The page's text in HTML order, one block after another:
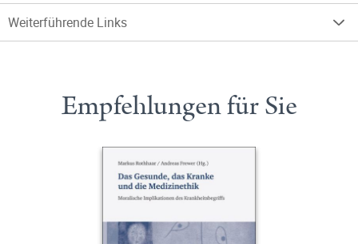
Weiterführende Links
Empfehlungen für Sie